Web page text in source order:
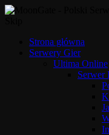
Strona główna
Serwery Gier
Ultima Online
Serwer